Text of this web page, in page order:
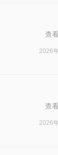
查
2026
查
2026